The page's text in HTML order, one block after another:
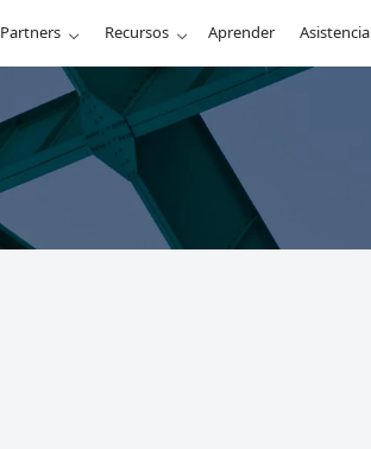
Partners Recursos Aprender Asistencia